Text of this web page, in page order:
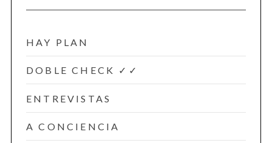
HAY PLAN
DOBLE CHECK ✓✓
ENTREVISTAS
A CONCIENCIA